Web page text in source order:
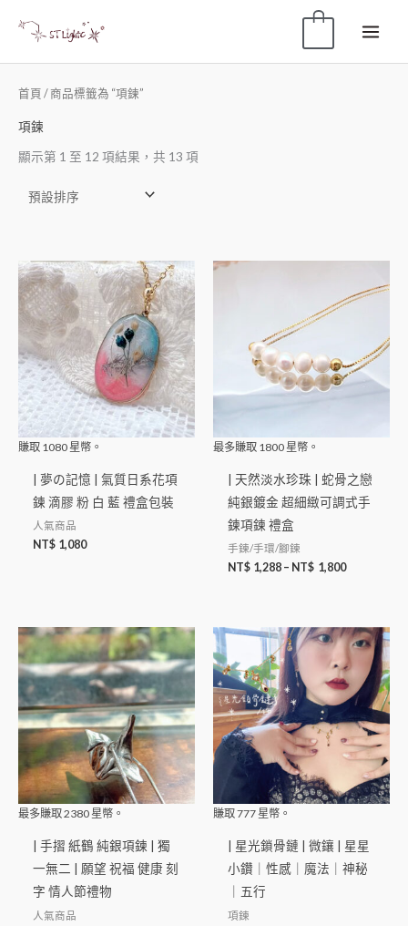
首頁 / 商品標籤為 “項鍊”
項鍊
顯示第 1 至 12 項結果，共 13 項
賺取 1080 星幣。
| 夢の記憶 | 氣質日系花項
鍊 滴膠 粉 白 藍 禮盒包裝
人氣商品
NT$ 1,080
最多賺取 1800 星幣。
| 天然淡水珍珠 | 蛇骨之戀
純銀鍍金 超細緻可調式手
鍊項鍊 禮盒
手鍊/手環/腳鍊
NT$ 1,288 – NT$ 1,800
最多賺取2380 星幣。
| 手摺 紙鶴 純銀項鍊 | 獨
一無二 | 願望 祝福 健康 刻
字 情人節禮物
人氣商品
賺取777 星幣。
| 星光鎖骨鏈 | 微鑲 | 星星
小鑽｜性感｜魔法｜神秘
｜五行
項鍊